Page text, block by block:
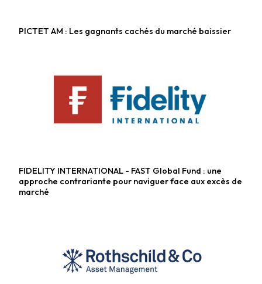
Fonds diversifiés
PICTET AM : Les gagnants cachés du marché baissier
Fonds diversifiés
FIDELITY INTERNATIONAL - FAST Global Fund : une
approche contrariante pour naviguer face aux excès de
marché